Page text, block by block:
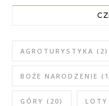
AGROTURYSTYKA (2)
BOŻE NARODZENIE
GÓRY (20) LOTY